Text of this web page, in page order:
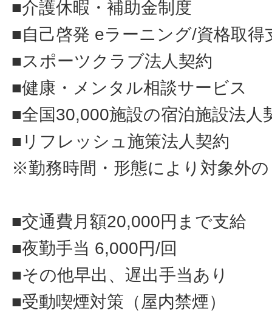
■介護休暇・補助金制度
■自己啓発 eラーニング/資格取得
■スポーツクラブ法人契約
■健康・メンタル相談サービス
■全国30,000施設の宿泊施設法人
■リフレッシュ施策法人契約
※勤務時間・形態により対象外
■交通費月額20,000円まで支給
■夜勤手当 6,000円/回
■その他早出、遅出手当あり
■受動喫煙対策（屋内禁煙）